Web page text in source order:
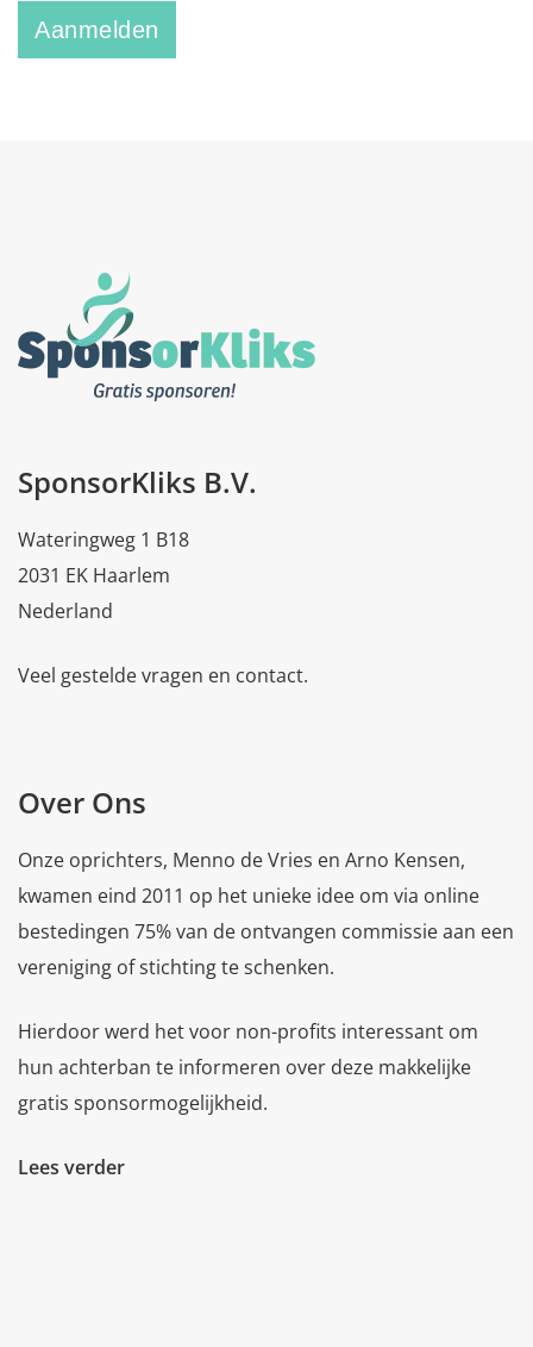
SponsorKliks B.V.
Wateringweg 1 B18
2031 EK Haarlem
Nederland
Veel gestelde vragen en contact.
Over Ons
Onze oprichters, Menno de Vries en Arno Kensen,
kwamen eind 2011 op het unieke idee om via online
bestedingen 75% van de ontvangen commissie aan een
vereniging of stichting te schenken.
Hierdoor werd het voor non-profits interessant om
hun achterban te informeren over deze makkelijke
gratis sponsormogelijkheid.
Lees verder